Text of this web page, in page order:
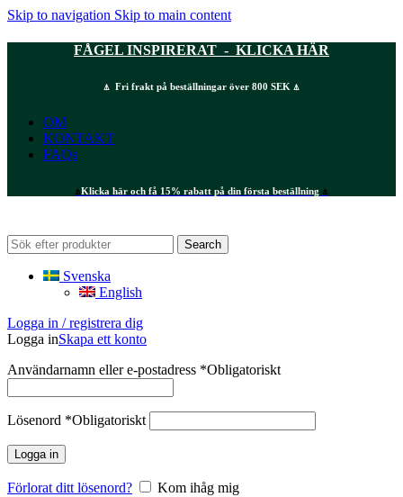
Skip to navigation Skip to main content
FÅGEL INSPIRERAT - KLICKA HÄR
⍋ Fri frakt på beställningar över 800 SEK ⍋
OM
KONTAKT
FAQs
⍋Klicka här och få 15% rabatt på din första beställning ⍋
Search
Svenska
English
Logga in / registrera dig
Logga inSkapa ett konto
Användarnamn eller e-postadress *Obligatoriskt
Lösenord *Obligatoriskt
Logga in
Förlorat ditt lösenord?
Kom ihåg mig